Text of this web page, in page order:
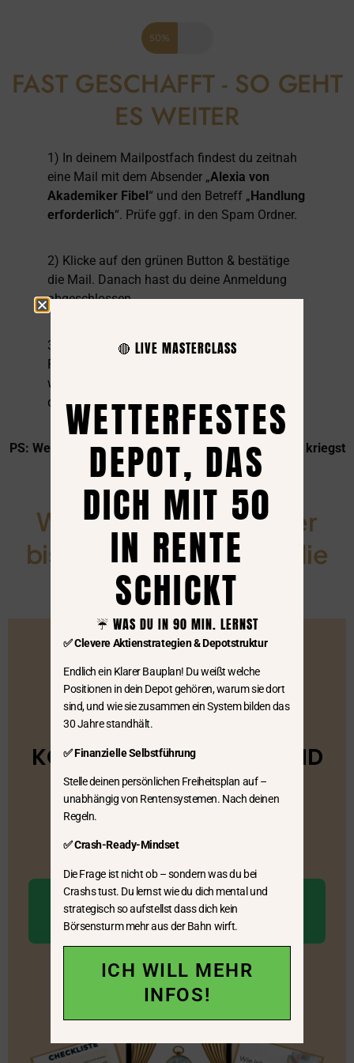
50%
FAST GESCHAFFT - SO GEHT
ES WEITER
1) In deinem Mailpostfach findest du zeitnah
eine Mail mit dem Absender „Alexia von
Akademiker Fibel“ und den Betreff „Handlung
erforderlich“. Prüfe ggf. in den Spam Ordner.
2) Klicke auf den grünen Button & bestätige
die Mail. Danach hast du deine Anmeldung
abgeschlossen.
3) Herzlichen Glückwunsch! Der
Rentenlückenrechner wird dir bequem in einer
weiteren Mail geschickt. Du kannst stolz auf
dich sein!
PS: Wenn du bereits meinen Newsletter bekommst, kriegst
du den Rechner direkt per Mail.
Wenn du schon mal hier
bist? Kennst du schon die
mein 1:1 Coaching?
🧭 HOL DIR DEN ETF-
KOMPASS FÜR 0 EURO UND
MIT IHM…
… die 13-Kriterien-Checkliste, die dir zeigt, welche
bestehen.
Ja, ich will mehr
Informationen!
🔴 LIVE MASTERCLASS
WETTERFESTES
DEPOT, DAS
DICH MIT 50
IN RENTE
SCHICKT
☔️ WAS DU IN 90 MIN. LERNST
✅ Clevere Aktienstrategien & Depotstruktur
Endlich ein Klarer Bauplan! Du weißt welche
Positionen in dein Depot gehören, warum sie dort
sind, und wie sie zusammen ein System bilden das
30 Jahre standhält.
✅ Finanzielle Selbstführung
Stelle deinen persönlichen Freiheitsplan auf –
unabhängig von Rentensystemen. Nach deinen
Regeln.
✅ Crash-Ready-Mindset
Die Frage ist nicht ob – sondern was du bei
Crashs tust. Du lernst wie du dich mental und
strategisch so aufstellst dass dich kein
Börsensturm mehr aus der Bahn wirft.
ICH WILL MEHR
INFOS!